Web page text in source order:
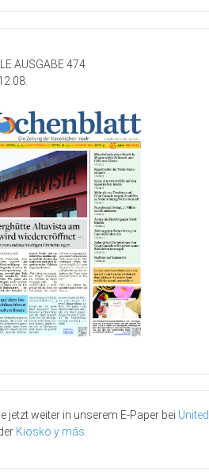
AUSGABE 474
jetzt weiter in unserem E-Paper bei United
Kiosko y más